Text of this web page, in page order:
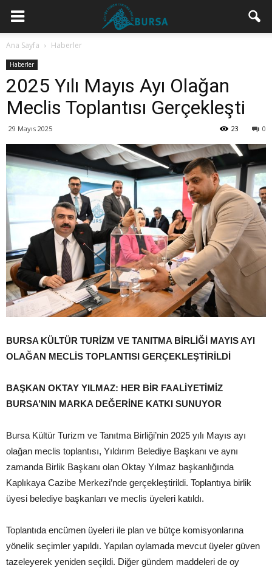
Ana Sayfa Haberler
Haberler
2025 Yılı Mayıs Ayı Olağan
Meclis Toplantısı Gerçekleşti
29 Mayıs 2025 0
23
BURSA KÜLTÜR TURİZM VE TANITMA BİRLİĞİ MAYIS AYI
OLAĞAN MECLİS TOPLANTISI GERÇEKLEŞTİRİLDİ
BAŞKAN OKTAY YILMAZ: HER BİR FAALİYETİMİZ
BURSA’NIN MARKA DEĞERİNE KATKI SUNUYOR
Bursa Kültür Turizm ve Tanıtma Birliği’nin 2025 yılı Mayıs ayı
olağan meclis toplantısı, Yıldırım Belediye Başkanı ve aynı
zamanda Birlik Başkanı olan Oktay Yılmaz başkanlığında
Kaplıkaya Cazibe Merkezi’nde gerçekleştirildi. Toplantıya birlik
üyesi belediye başkanları ve meclis üyeleri katıldı.
Toplantıda encümen üyeleri ile plan ve bütçe komisyonlarına
yönelik seçimler yapıldı. Yapılan oylamada mevcut üyeler güven
tazeleyerek yeniden seçildi. Diğer gündem maddeleri de oy